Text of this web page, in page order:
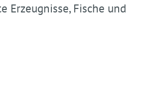
Erzeugnisse, Fische und